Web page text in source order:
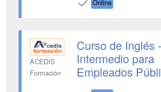
Online
ACEDIS
Formación
Curso de Inglés
Intermedio para
Empleados